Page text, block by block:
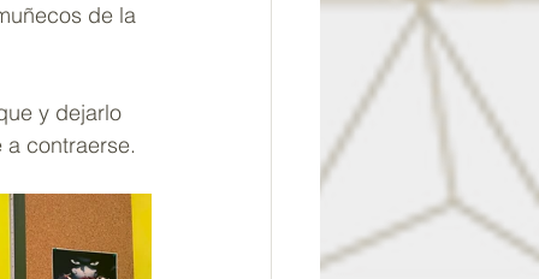
de la
y dejarlo
contraerse.